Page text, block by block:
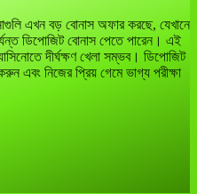
এখন বড় বোনাস অফার করছে, যেখানে
ডিপোজিট বোনাস পেতে পারেন। এই
দীর্ঘক্ষণ খেলা সম্ভব। ডিপোজিট
এবং নিজের প্রিয় গেমে ভাগ্য পরীক্ষা